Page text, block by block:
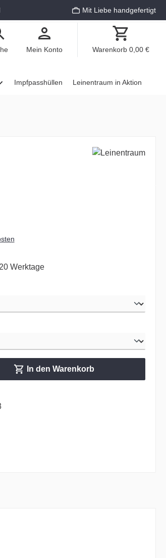
Mit Liebe handgefertigt
Mein Konto Warenkorb 0,00 €
Impfpasshüllen Leinentraum in Aktion
Werktage
In den Warenkorb